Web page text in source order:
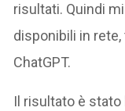
risultati. Quindi
disponibili in
ChatGPT.
Il risultato è